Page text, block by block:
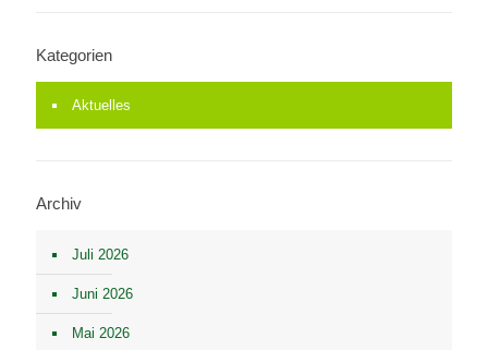
Kategorien
Aktuelles
Archiv
Juli 2026
Juni 2026
Mai 2026